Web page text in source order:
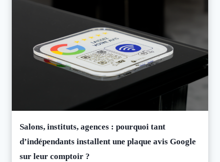
Salons, instituts, agences : pourquoi tant
d’indépendants installent une plaque avis Google
sur leur comptoir ?